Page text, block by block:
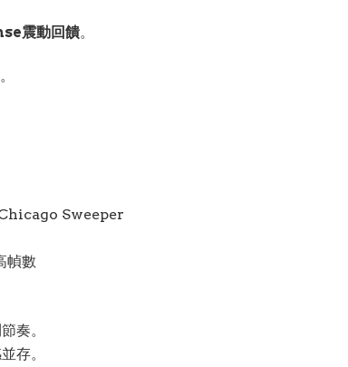
震動回饋。
Sweeper
幀數
奏。
存。